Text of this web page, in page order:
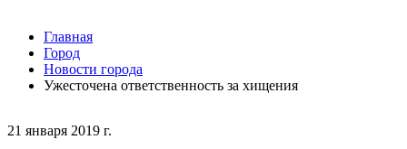
21 января 2019 г.
Главная
Город
Новости города
Ужесточена ответственность за хищения